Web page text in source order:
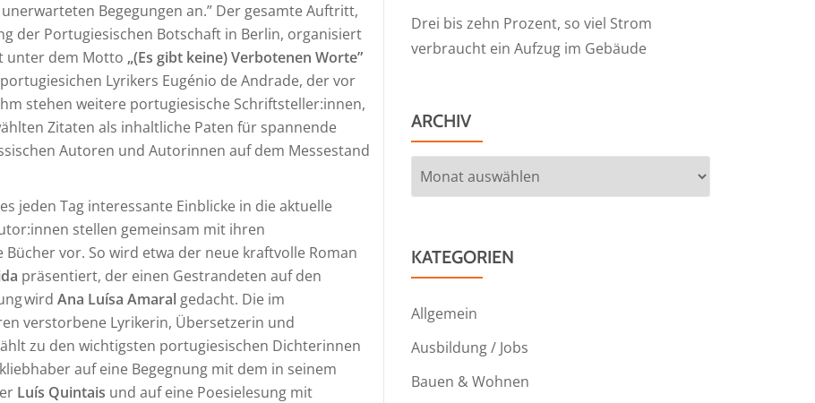
Begegungen an.” Der gesamte Auftritt,
der Portugiesischen Botschaft in Berlin, organisiert
unter dem Motto „(Es gibt keine) Verbotenen Worte”
Lyrikers Eugénio de Andrade, der vor
stehen weitere portugiesische Schriftsteller:innen,
Zitaten als inhaltliche Paten für spannende
Autoren und Autorinnen auf dem Messestand
jeden Tag interessante Einblicke in die aktuelle
stellen gemeinsam mit ihren
vor. So wird etwa der neue kraftvolle Roman
präsentiert, der einen Gestrandeten auf den
wird Ana Luísa Amaral gedacht. Die im
verstorbene Lyrikerin, Übersetzerin und
zu den wichtigsten portugiesischen Dichterinnen
auf eine Begegnung mit dem in seinem
Luís Quintais und auf eine Poesielesung mit
Drei bis zehn Prozent, so viel Strom
verbraucht ein Aufzug im Gebäude
ARCHIV
Archiv
KATEGORIEN
Allgemein
Ausbildung / Jobs
Bauen & Wohnen